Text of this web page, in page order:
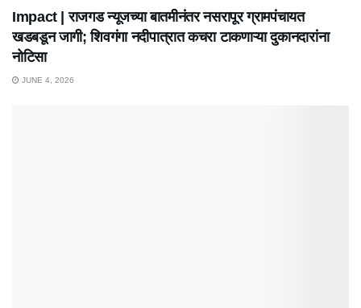
Impact | राजगड न्यूजच्या बातमीनंतर नसरापूर ग्रामपंचायत
खडबडून जागी; शिवगंगा नदीपात्रात कचरा टाकणाऱ्या दुकानदारांना
नोटिसा
JUNE 4, 2026